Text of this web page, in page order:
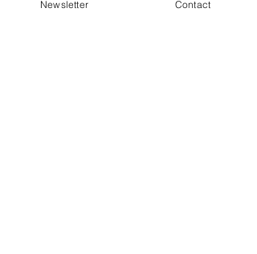
Newsletter Contact